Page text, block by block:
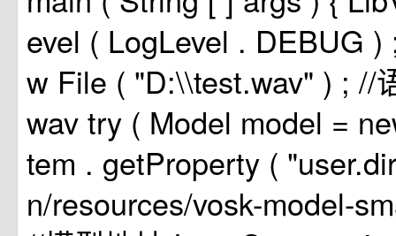
evel ( LogLevel . DEBUG )
w File ( "D:\\test.wav" ) ;//
wav try ( Model model =
tem . getProperty (
n/resources/vosk-model-